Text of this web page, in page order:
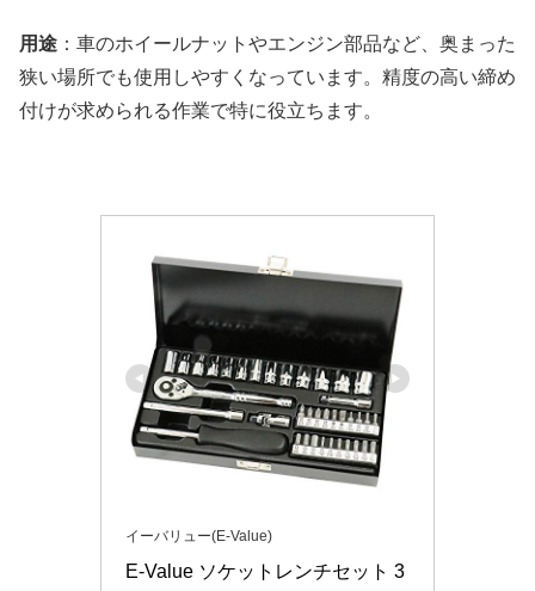
用途 ：車のホイールナットやエンジン部品など、奥まった
狭い場所でも使用しやすくなっています。精度の高い締め
付けが求められる作業で特に役立ちます。
イーバリュー(E-Value)
E-Value ソケットレンチセット 3